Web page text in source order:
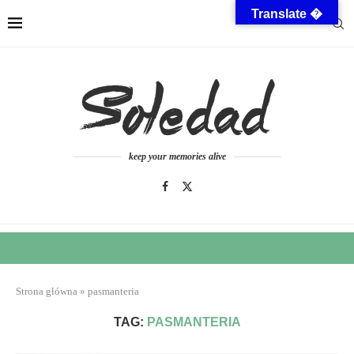
keep your memories alive
Strona główna » pasmanteria
TAG: PASMANTERIA
Translate �